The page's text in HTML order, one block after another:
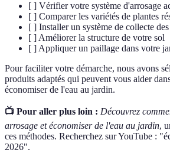
[ ] Vérifier votre système d'arrosage
[ ] Comparer les variétés de plantes
[ ] Installer un système de collecte
[ ] Améliorer la structure de votre sol
[ ] Appliquer un paillage dans votre
Pour faciliter votre démarche, nous avons
produits adaptés qui peuvent vous aider
économiser de l'eau au jardin.
📺 Pour aller plus loin : Découvrez
arrosage et économiser de l'eau au jardin,
ces méthodes. Recherchez sur YouTube :
2026".